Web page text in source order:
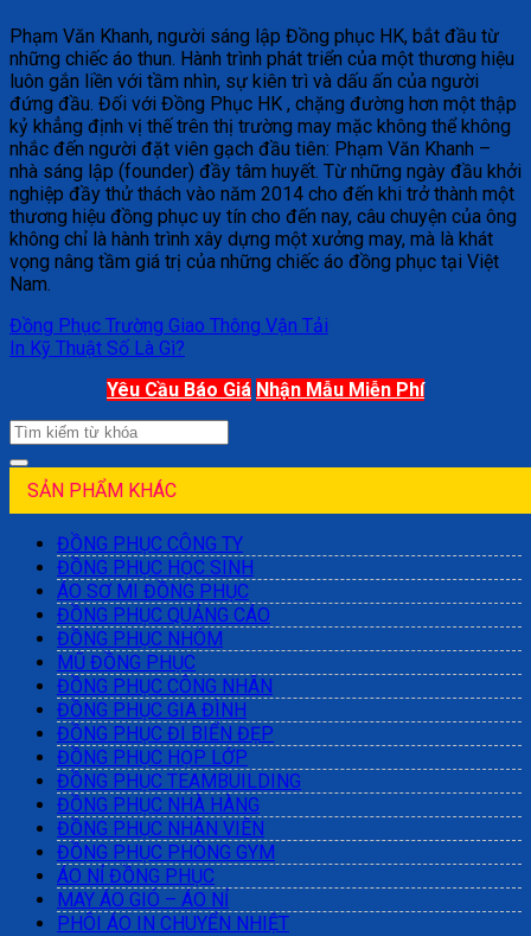
Phạm Văn Khanh, người sáng lập Đồng phục HK, bắt đầu từ
những chiếc áo thun. Hành trình phát triển của một thương hiệu
luôn gắn liền với tầm nhìn, sự kiên trì và dấu ấn của người
đứng đầu. Đối với Đồng Phục HK , chặng đường hơn một thập
kỷ khẳng định vị thế trên thị trường may mặc không thể không
nhắc đến người đặt viên gạch đầu tiên: Phạm Văn Khanh –
nhà sáng lập (founder) đầy tâm huyết. Từ những ngày đầu khởi
nghiệp đầy thử thách vào năm 2014 cho đến khi trở thành một
thương hiệu đồng phục uy tín cho đến nay, câu chuyện của ông
không chỉ là hành trình xây dựng một xưởng may, mà là khát
vọng nâng tầm giá trị của những chiếc áo đồng phục tại Việt
Nam.
Đồng Phục Trường Giao Thông Vận Tải
In Kỹ Thuật Số Là Gì?
Yêu Cầu Báo Giá Nhận Mẫu Miễn Phí
SẢN PHẨM KHÁC
ĐỒNG PHỤC CÔNG TY
ĐỒNG PHỤC HỌC SINH
ÁO SƠ MI ĐỒNG PHỤC
ĐỒNG PHỤC QUẢNG CÁO
ĐỒNG PHỤC NHÓM
MŨ ĐỒNG PHỤC
ĐỒNG PHỤC CÔNG NHÂN
ĐỒNG PHỤC GIA ĐÌNH
ĐỒNG PHỤC ĐI BIỂN ĐẸP
ĐỒNG PHỤC HỌP LỚP
ĐỒNG PHỤC TEAMBUILDING
ĐỒNG PHỤC NHÀ HÀNG
ĐỒNG PHỤC NHÂN VIÊN
ĐỒNG PHỤC PHÒNG GYM
ÁO NỈ ĐỒNG PHỤC
MAY ÁO GIÓ – ÁO NỈ
PHÔI ÁO IN CHUYỂN NHIỆT